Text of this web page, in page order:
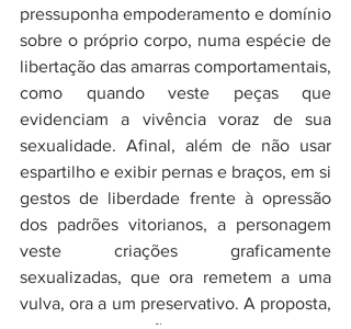
pressuponha empoderamento e domínio
sobre o próprio corpo, numa espécie de
libertação das amarras comportamentais,
como quando veste peças que
evidenciam a vivência voraz de sua
sexualidade. Afinal, além de não usar
espartilho e exibir pernas e braços, em si
gestos de liberdade frente à opressão
dos padrões vitorianos, a personagem
veste criações graficamente
sexualizadas, que ora remetem a uma
vulva, ora a um preservativo. A proposta,